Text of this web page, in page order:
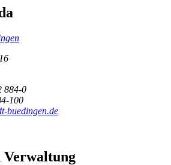
884-0
100
buedingen.de
Verwaltung